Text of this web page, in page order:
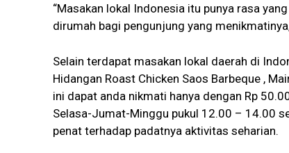
“Masakan lokal Indonesia itu punya rasa
dirumah bagi pengunjung yang
Selain terdapat masakan lokal daerah di
Hidangan Roast Chicken Saos Barbeque ,
ini dapat anda nikmati hanya dengan Rp
Selasa-Jumat-Minggu pukul 12.00 – 14.00
penat terhadap padatnya aktivitas seharian.